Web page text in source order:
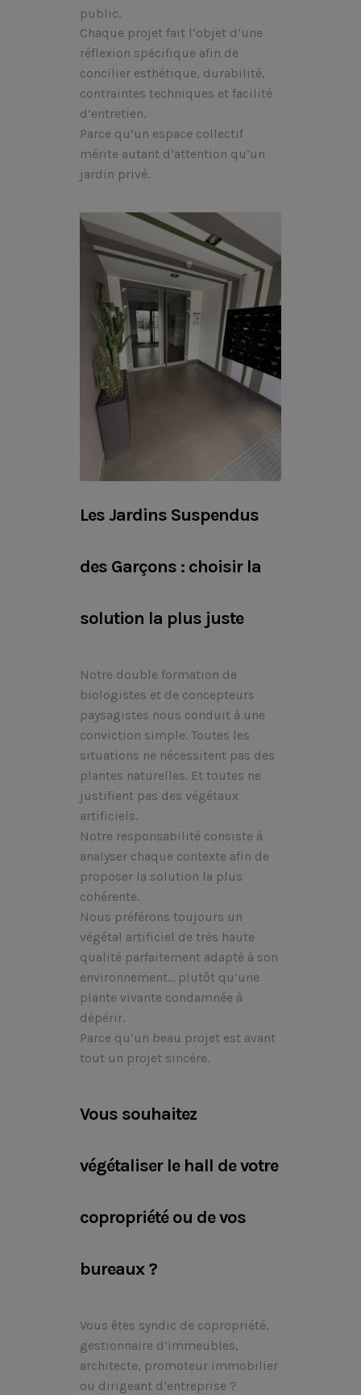
public.
Chaque projet fait l’objet d’une
réflexion spécifique afin de
concilier esthétique, durabilité,
contraintes techniques et facilité
d’entretien.
Parce qu’un espace collectif
mérite autant d’attention qu’un
jardin privé.
Les Jardins Suspendus
des Garçons : choisir la
solution la plus juste
Notre double formation de
biologistes et de concepteurs
paysagistes nous conduit à une
conviction simple. Toutes les
situations ne nécessitent pas des
plantes naturelles. Et toutes ne
justifient pas des végétaux
artificiels.
Notre responsabilité consiste à
analyser chaque contexte afin de
proposer la solution la plus
cohérente.
Nous préférons toujours un
végétal artificiel de très haute
qualité parfaitement adapté à son
environnement… plutôt qu’une
plante vivante condamnée à
dépérir.
Parce qu’un beau projet est avant
tout un projet sincère.
Vous souhaitez
végétaliser le hall de votre
copropriété ou de vos
bureaux ?
Vous êtes syndic de copropriété,
gestionnaire d’immeubles,
architecte, promoteur immobilier
ou dirigeant d’entreprise ?